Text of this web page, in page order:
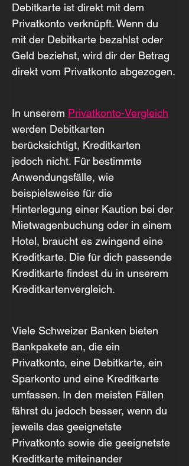
Debitkarte ist direkt mit dem
Privatkonto verknüpft. Wenn du
mit der Debitkarte bezahlst oder
Geld beziehst, wird dir der Betrag
direkt vom Privatkonto abgezogen.
In unserem Privatkonto-Vergleich
werden Debitkarten
berücksichtigt, Kreditkarten
jedoch nicht. Für bestimmte
Anwendungsfälle, wie
beispielsweise für die
Hinterlegung einer Kaution bei der
Mietwagenbuchung oder in einem
Hotel, braucht es zwingend eine
Kreditkarte. Die für dich passende
Kreditkarte findest du in unserem
Kreditkartenvergleich.
Viele Schweizer Banken bieten
Bankpakete an, die ein
Privatkonto, eine Debitkarte, ein
Sparkonto und eine Kreditkarte
umfassen. In den meisten Fällen
fährst du jedoch besser, wenn du
jeweils das geeignetste
Privatkonto sowie die geeignetste
Kreditkarte miteinander